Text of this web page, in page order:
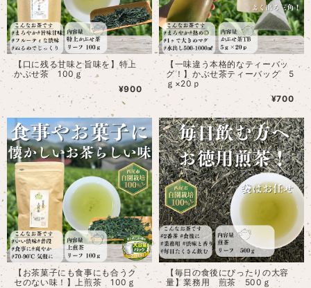
【口に残る甘味と旨味を】特上
かぶせ茶 100ｇ
¥900
【一味違う本格的なティーバッ
グ！】かぶせ茶ティーバッグ 5
ｇ×20ｐ
¥700
【お茶菓子にも食事にも合うク
セのない味！】上煎茶 100ｇ
【毎日の食後にぴったりの大容
量】業務用 煎茶 500ｇ